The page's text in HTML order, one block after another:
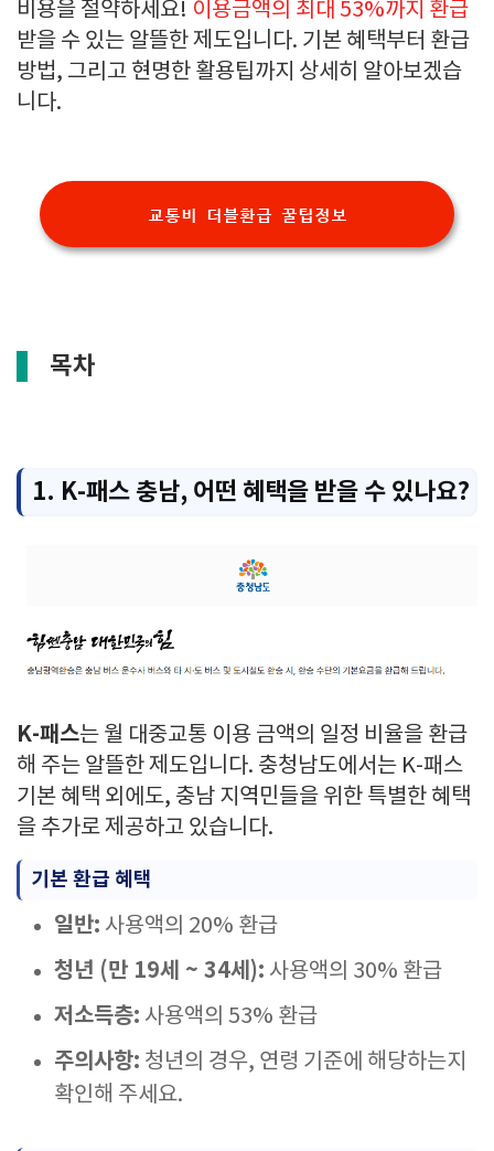
비용을 절약하세요! 이용금액의 최대 53%까지 환급
받을 수 있는 알뜰한 제도입니다. 기본 혜택부터 환급
방법, 그리고 현명한 활용팁까지 상세히 알아보겠습
니다.
교통비 더블환급 꿀팁정보
목차
1. K-패스 충남, 어떤 혜택을 받을 수 있나요?
K-패스는 월 대중교통 이용 금액의 일정 비율을 환급
해 주는 알뜰한 제도입니다. 충청남도에서는 K-패스
기본 혜택 외에도, 충남 지역민들을 위한 특별한 혜택
을 추가로 제공하고 있습니다.
기본 환급 혜택
일반: 사용액의 20% 환급
청년 (만 19세 ~ 34세): 사용액의 30% 환급
저소득층: 사용액의 53% 환급
주의사항: 청년의 경우, 연령 기준에 해당하는지
확인해 주세요.